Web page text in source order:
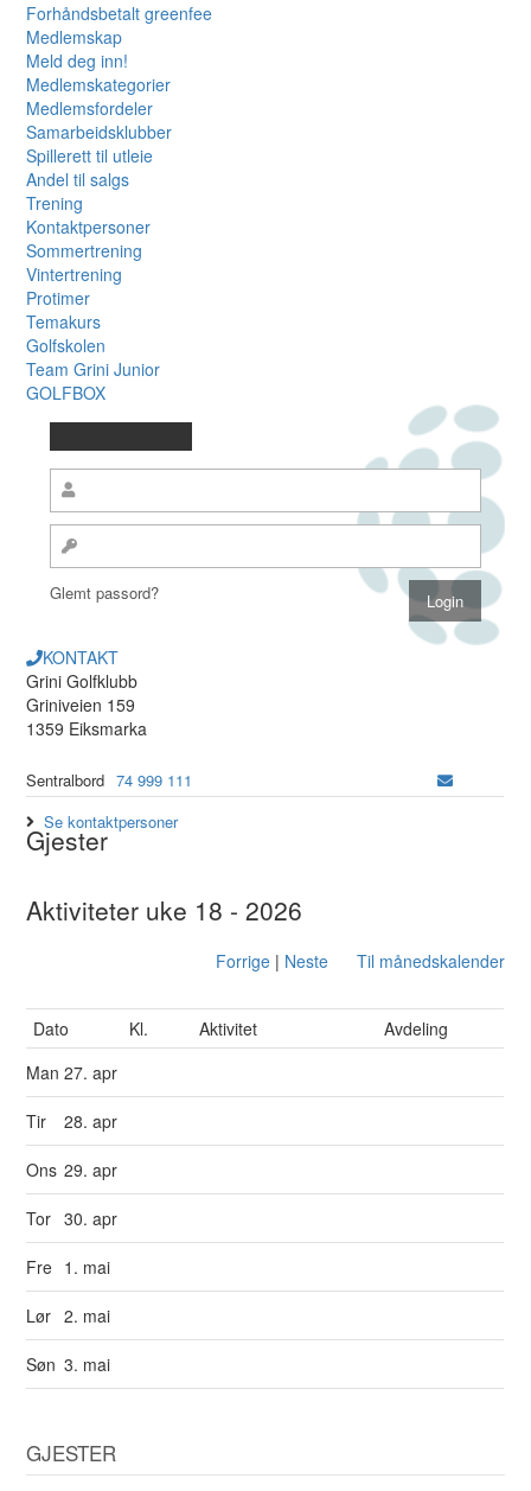
Forhåndsbetalt greenfee
Medlemskap
Meld deg inn!
Medlemskategorier
Medlemsfordeler
Samarbeidsklubber
Spillerett til utleie
Andel til salgs
Trening
Kontaktpersoner
Sommertrening
Vintertrening
Protimer
Temakurs
Golfskolen
Team Grini Junior
GOLFBOX
Glemt passord?
KONTAKT
Grini Golfklubb
Griniveien 159
1359 Eiksmarka
Sentralbord 74 999 111
Se kontaktpersoner
Gjester
Aktiviteter uke 18 - 2026
Forrige| Neste Til månedskalender
Dato Kl. Aktivitet
Avdeling
Man27. apr
Tir 28. apr
Ons 29. apr
Tor 30. apr
Fre 1. mai
Lør 2. mai
Søn 3. mai
GJESTER